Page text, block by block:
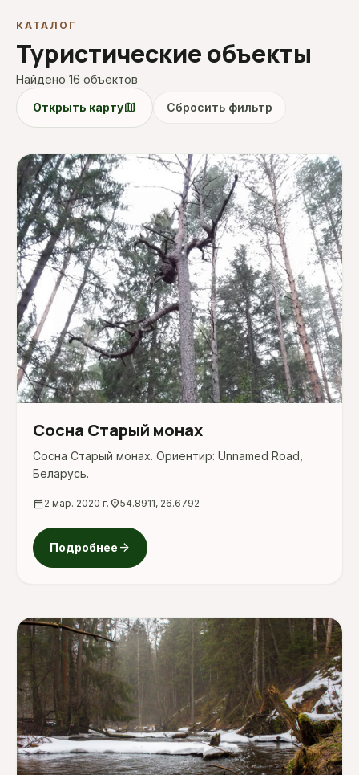
КАТАЛОГ
Туристические объекты
Найдено 16 объектов
Открыть картуmap Сбросить фильтр
Сосна Старый монах
Сосна Старый монах. Ориентир: Unnamed Road,
Беларусь.
calendar_today 2 мар. 2020 г. location_on54.8911, 26.6792
Подробнее arrow_forward